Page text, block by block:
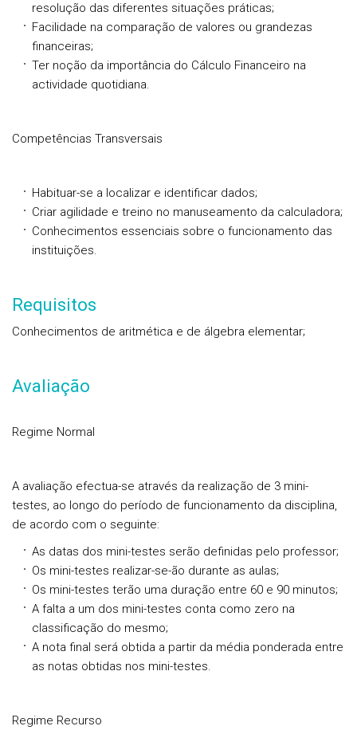
resolução das diferentes situações práticas;
Facilidade na comparação de valores ou grandezas
financeiras;
Ter noção da importância do Cálculo Financeiro na
actividade quotidiana.
Competências Transversais
Habituar-se a localizar e identificar dados;
Criar agilidade e treino no manuseamento da calculadora;
Conhecimentos essenciais sobre o funcionamento das
instituições.
Requisitos
Conhecimentos de aritmética e de álgebra elementar;
Avaliação
Regime Normal
A avaliação efectua-se através da realização de 3 mini-
testes, ao longo do período de funcionamento da disciplina,
de acordo com o seguinte:
As datas dos mini-testes serão definidas pelo professor;
Os mini-testes realizar-se-ão durante as aulas;
Os mini-testes terão uma duração entre 60 e 90 minutos;
A falta a um dos mini-testes conta como zero na
classificação do mesmo;
A nota final será obtida a partir da média ponderada entre
as notas obtidas nos mini-testes.
Regime Recurso